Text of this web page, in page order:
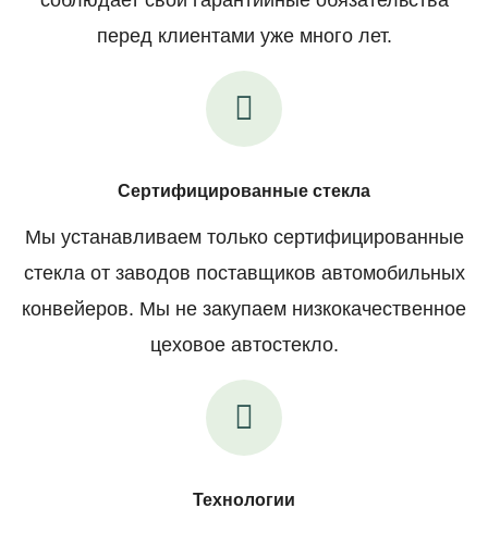
перед клиентами уже много лет.
Сертифицированные стекла
Мы устанавливаем только сертифицированные
стекла от заводов поставщиков автомобильных
конвейеров. Мы не закупаем низкокачественное
цеховое автостекло.
Технологии